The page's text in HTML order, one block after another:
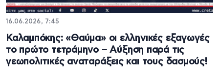
16.06.2026, 7:45
Καλαμπόκης: «Θαύμα» οι ελληνικές εξαγωγές
το πρώτο τετράμηνο – Αύξηση παρά τις
γεωπολιτικές αναταράξεις και τους δασμούς!